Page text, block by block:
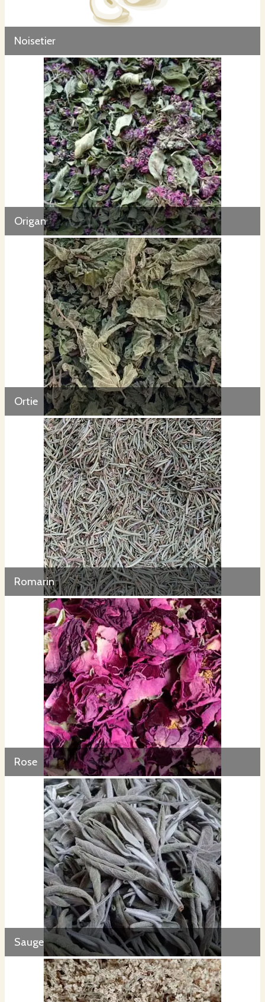
Noisetier
Origan
Ortie
Romarin
Rose
Sauge